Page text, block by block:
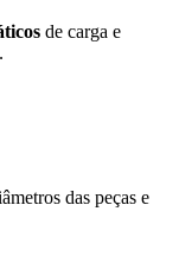
de carga e
das peças e